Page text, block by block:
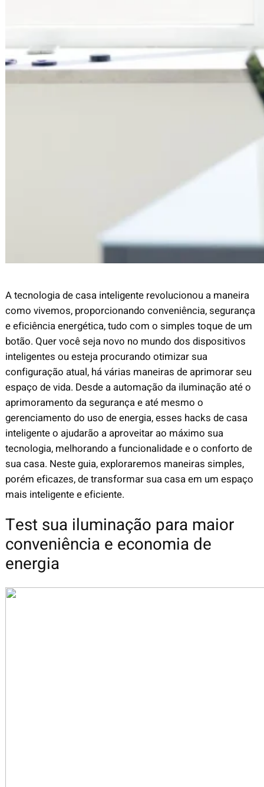
A tecnologia de casa inteligente revolucionou a maneira
como vivemos, proporcionando conveniência, segurança
e eficiência energética, tudo com o simples toque de um
botão. Quer você seja novo no mundo dos dispositivos
inteligentes ou esteja procurando otimizar sua
configuração atual, há várias maneiras de aprimorar seu
espaço de vida. Desde a automação da iluminação até o
aprimoramento da segurança e até mesmo o
gerenciamento do uso de energia, esses hacks de casa
inteligente o ajudarão a aproveitar ao máximo sua
tecnologia, melhorando a funcionalidade e o conforto de
sua casa. Neste guia, exploraremos maneiras simples,
porém eficazes, de transformar sua casa em um espaço
mais inteligente e eficiente.
Test sua iluminação para maior
conveniência e economia de
energia